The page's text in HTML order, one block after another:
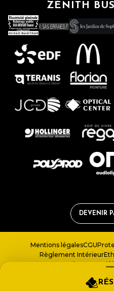
ZÉNITH
DEVENIR
Mentions légalesCGU
Règlement Intérieur
Gérer vos